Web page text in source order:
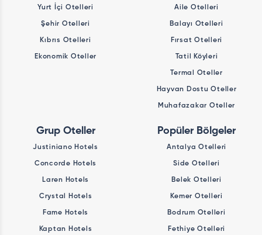
Yurt İçi Otelleri
Şehir Otelleri
Kıbrıs Otelleri
Ekonomik Oteller
Aile Otelleri
Balayı Otelleri
Fırsat Otelleri
Tatil Köyleri
Termal Oteller
Hayvan Dostu Oteller
Muhafazakar Oteller
Grup Oteller
Justiniano Hotels
Concorde Hotels
Laren Hotels
Crystal Hotels
Fame Hotels
Kaptan Hotels
Popüler Bölgeler
Antalya Otelleri
Side Otelleri
Belek Otelleri
Kemer Otelleri
Bodrum Otelleri
Fethiye Otelleri